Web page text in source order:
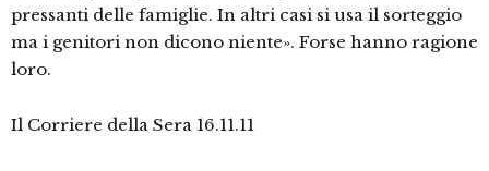
pressanti delle famiglie. In altri casi si usa il sorteggio
ma i genitori non dicono niente». Forse hanno ragione
loro.
Il Corriere della Sera 16.11.11